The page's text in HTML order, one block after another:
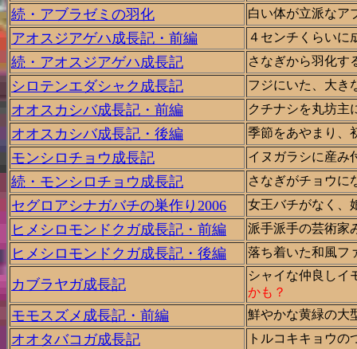
続・アブラゼミの羽化 白い体が立派なア
アオスジアゲハ成長記・前編 ４センチくらいに
続・アオスジアゲハ成長記 さなぎから羽化す
シロテンエダシャク成長記 フジにいた、大き
オオスカシバ成長記・前編 クチナシを丸坊主
オオスカシバ成長記・後編 季節をあやまり、
モンシロチョウ成長記 イヌガラシに産
続・モンシロチョウ成長記 さなぎがチョウに
セグロアシナガバチの巣作り2006 女王バチがなく、
ヒメシロモンドクガ成長記・前編 派手派手の芸術
ヒメシロモンドクガ成長記・後編 落ち着いた和風フ
カブラヤガ成長記
シャイな仲良しイ
かも？
モモスズメ成長記・前編 鮮やかな黄緑の大
オオタバコガ成長記 トルコキキョウ